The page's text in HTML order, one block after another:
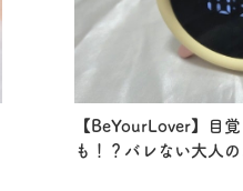
【BeYourLover】目
も！？バレない大人